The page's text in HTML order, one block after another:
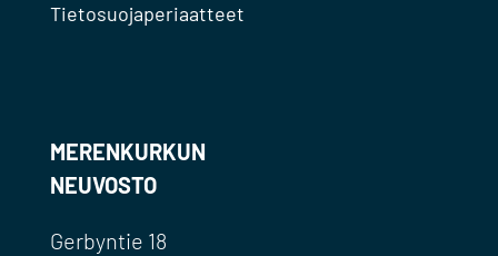
Tietosuojaperiaatteet
MERENKURKUN
NEUVOSTO
Gerbyntie 18